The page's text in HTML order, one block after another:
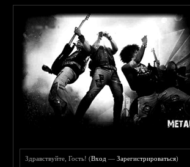
Здравствуйте, Гость! (Вход —Зарегистрироваться)